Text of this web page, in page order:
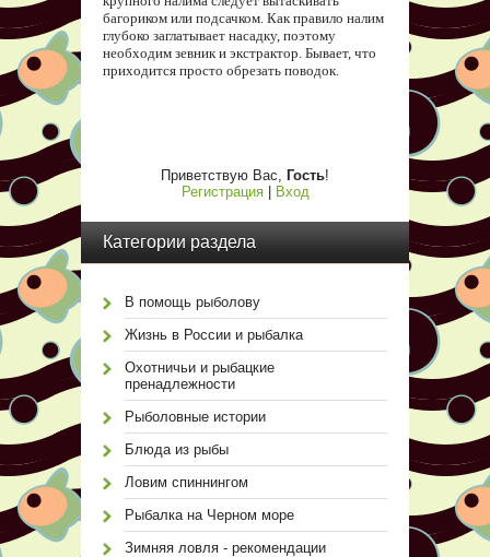
багориком или подсачком. Как правило налим
глубоко заглатывает насадку, поэтому
необходим зевник и экстрактор. Бывает, что
приходится просто обрезать поводок.
Приветствую Вас, Гость!
Регистрация| Вход
Категории раздела
В помощь рыболову
Жизнь в России и рыбалка
Охотничьи и рыбацкие
пренадлежности
Рыболовные истории
Блюда из рыбы
Ловим спиннингом
Рыбалка на Черном море
Зимняя ловля - рекомендации